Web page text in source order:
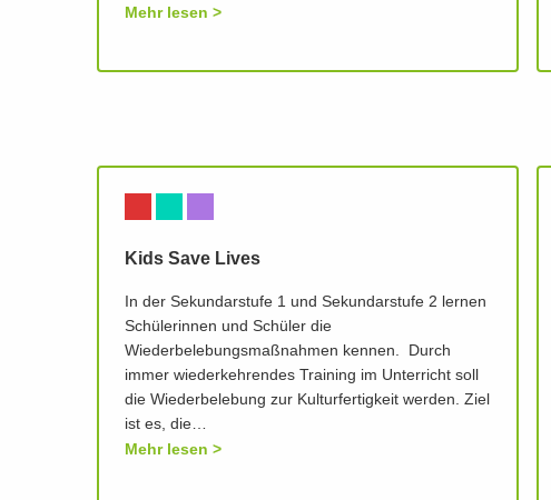
Mehr lesen
Kids Save Lives
In der Sekundarstufe 1 und Sekundarstufe 2 lernen
Schülerinnen und Schüler die
Wiederbelebungsmaßnahmen kennen. Durch
immer wiederkehrendes Training im Unterricht soll
die Wiederbelebung zur Kulturfertigkeit werden. Ziel
ist es, die…
Mehr lesen